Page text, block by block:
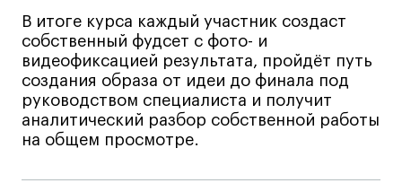
Кредит на образование с господдержкой
Лицензия на осуществление образовательной
деятельности АНО ВО «Универсальный
Университет»
Карта сайта
В итоге курса каждый участник создаст
собственный фудсет с фото- и
видеофиксацией результата, пройдёт путь
создания образа от идеи до финала под
руководством специалиста и получит
аналитический разбор собственной работы
на общем просмотре.